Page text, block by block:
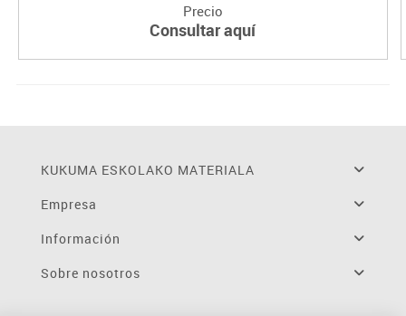
Precio
Consultar aquí
KUKUMA ESKOLAKO MATERIALA
Empresa
Información
Sobre nosotros